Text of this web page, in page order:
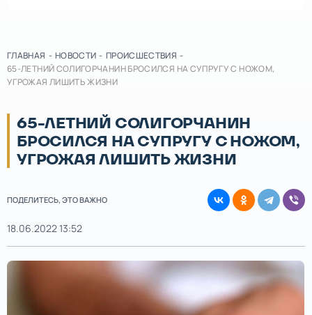
ГЛАВНАЯ - НОВОСТИ - ПРОИСШЕСТВИЯ -
65-ЛЕТНИЙ СОЛИГОРЧАНИН БРОСИЛСЯ НА СУПРУГУ С НОЖОМ,
УГРОЖАЯ ЛИШИТЬ ЖИЗНИ
65-ЛЕТНИЙ СОЛИГОРЧАНИН
БРОСИЛСЯ НА СУПРУГУ С НОЖОМ,
УГРОЖАЯ ЛИШИТЬ ЖИЗНИ
ПОДЕЛИТЕСЬ, ЭТО ВАЖНО
18.06.2022 13:52